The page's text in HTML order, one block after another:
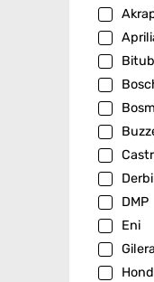
Derbi
DMP
Eni
Gilera